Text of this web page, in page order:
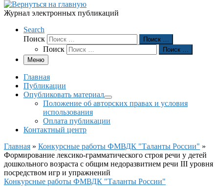
Журнал электронных публикаций
Search
Поиск
Поиск …
Поиск
Поиск …
Меню
Главная
Публикации
Опубликовать материал
Положение об авторских правах и условия
использования
Оплата публикации
Контактный центр
Главная » Конкурсные работы ФМВДК "Таланты России" »
Формирование лексико-грамматического строя речи у детей
дошкольного возраста с общим недоразвитием речи III уровня
посредством игр и упражнений
Конкурсные работы ФМВДК "Таланты России"